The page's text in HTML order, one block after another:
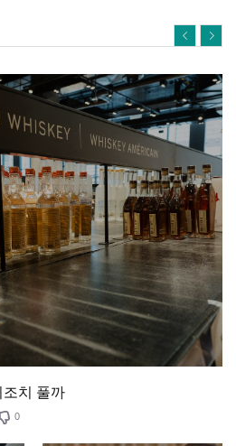
조치 풀까
0